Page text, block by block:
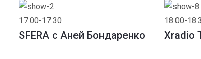
17:00-17:30
SFERA с Аней Бондаренко
18:00-
Xradio